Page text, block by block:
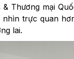
Thương mại
trực quan
lai.